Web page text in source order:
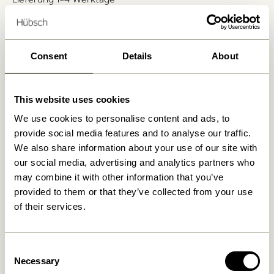
Consent Details About
This website uses cookies
We use cookies to personalise content and ads, to
provide social media features and to analyse our traffic.
We also share information about your use of our site with
our social media, advertising and analytics partners who
may combine it with other information that you’ve
provided to them or that they’ve collected from your use
of their services.
Selection
Necessary
Ähnliche Produkte
Braun/Green & Gray/Rosa
(2er Set)